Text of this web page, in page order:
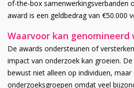
of-the-box samenwerkingsverbanden
award is een geldbedrag van €50.000
Waarvoor kan genomineerd
De awards ondersteunen of
impact van onderzoek kan groeien.
bewust niet alleen op individuen, maar
onderzoeksgroepen omdat veel